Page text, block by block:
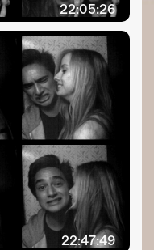
22:05:26
22:47:49